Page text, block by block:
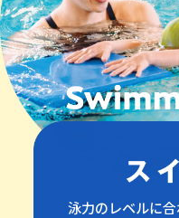
泳力のレベルに